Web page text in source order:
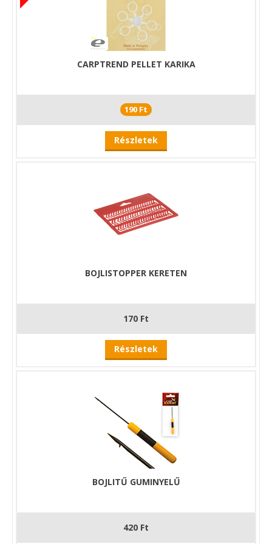
CARPTREND PELLET KARIKA
190 Ft
Részletek
BOJLISTOPPER KERETEN
170 Ft
Részletek
BOJLITŰ GUMINYELŰ
420 Ft